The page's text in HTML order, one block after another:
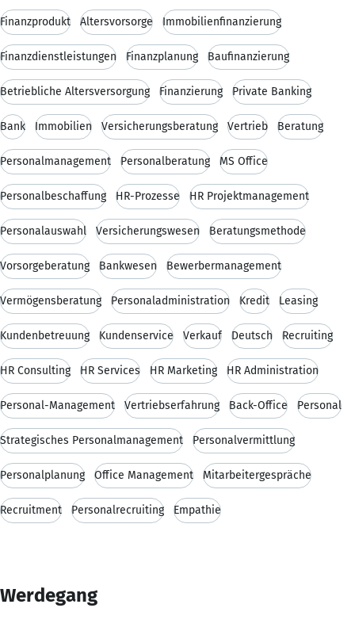
Finanzprodukt Altersvorsorge Immobilienfinanzierung
Finanzdienstleistungen Finanzplanung Baufinanzierung
Betriebliche Altersversorgung Finanzierung Private Banking
Bank Immobilien Versicherungsberatung Vertrieb Beratung
Personalmanagement Personalberatung MS Office
Personalbeschaffung HR-Prozesse HR Projektmanagement
Personalauswahl Versicherungswesen Beratungsmethode
Vorsorgeberatung Bankwesen Bewerbermanagement
Vermögensberatung Personaladministration Kredit Leasing
Kundenbetreuung Kundenservice Verkauf Deutsch Recruiting
HR Consulting HR Services HR Marketing HR Administration
Personal-Management Vertriebserfahrung Back-Office Personal
Strategisches Personalmanagement Personalvermittlung
Personalplanung Office Management Mitarbeitergespräche
Recruitment Personalrecruiting Empathie
Werdegang